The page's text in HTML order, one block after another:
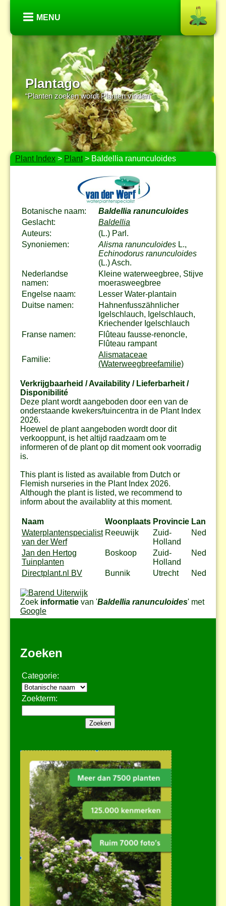
MENU
Plantago
“Planten zoeken wordt Planten vinden”
Plant Index > Plant> Baldellia ranunculoides
Botanische naam:
Baldellia ranunculoides
Geslacht:
Baldellia
Auteurs:
(L.) Parl.
Synoniemen:
Alisma ranunculoides L.,
Echinodorus ranunculoides
(L.) Asch.
Nederlandse
namen:
Kleine waterweegbree, Stijve
moerasweegbree
Engelse naam:
Lesser Water-plantain
Duitse namen:
Hahnenfusszähnlicher
Igelschlauch, Igelschlauch,
Kriechender Igelschlauch
Franse namen:
Flûteau fausse-renoncle,
Flûteau rampant
Familie:
Alismataceae
(Waterweegbreefamilie)
Verkrijgbaarheid / Availability / Lieferbarheit /
Disponibilité
Deze plant wordt aangeboden door een van de
onderstaande kwekers/tuincentra in de Plant Index
2026.
Hoewel de plant aangeboden wordt door dit
verkooppunt, is het altijd raadzaam om te
informeren of de plant op dit moment ook voorradig
is.
This plant is listed as available from Dutch or
Flemish nurseries in the Plant Index 2026.
Although the plant is listed, we recommend to
inform about the availablity at this moment.
Naam Woonplaats Provincie Land
Waterplantenspecialist
van der Werf
Reeuwijk
Zuid-
Holland
Jan den Hertog
Tuinplanten
Boskoop
Zuid-
Holland
Directplant.nl BV Bunnik Utrecht
Zoek informatie van 'Baldellia ranunculoides' met
Google
Zoeken
Categorie:
Zoekterm: